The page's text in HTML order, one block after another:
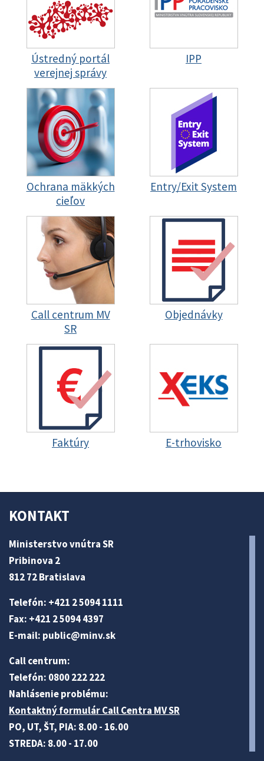
Ústredný portál
verejnej správy
IPP
Ochrana mäkkých
cieľov
Entry/Exit System
Call centrum MV
SR
Objednávky
Faktúry E-trhovisko
KONTAKT
Ministerstvo vnútra SR
Pribinova 2
812 72 Bratislava
Telefón: +421 2 5094 1111
Fax: +421 2 5094 4397
E-mail: public@minv.sk
Call centrum:
Telefón: 0800 222 222
Nahlásenie problému:
Kontaktný formulár Call Centra MV SR
PO, UT, ŠT, PIA: 8.00 - 16.00
STREDA: 8.00 - 17.00